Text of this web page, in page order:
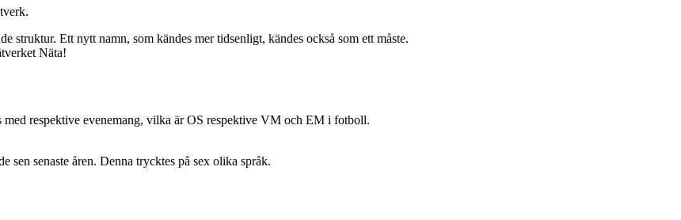
struktur. Ett nytt namn, som kändes mer tidsenligt, kändes också som ett måste.
Näta!
respektive evenemang, vilka är OS respektive VM och EM i fotboll.
sen senaste åren. Denna trycktes på sex olika språk.